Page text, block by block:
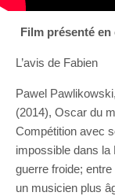
Film présenté
L’avis de Fabien
Pawel
(2014), Oscar du
Compétition avec
impossible dans la
guerre froide;
un musicien plus